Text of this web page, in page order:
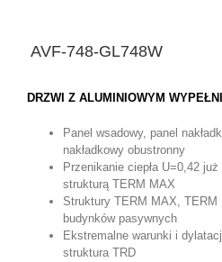
View
AVF-748-GL748W
DRZWI Z ALUMINIOWYM
Panel wsadowy, panel
nakładkowy obustronny
Przenikanie ciepła U=0,42
strukturą TERM MAX
Struktury TERM MAX, TERM
budynków pasywnych
Ekstremalne warunki i
struktura TRD